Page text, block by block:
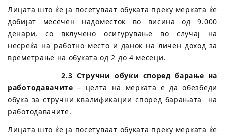
Лицата што ќе ја посетуваат обуката преку мерката ќе
добијат месечен надоместок во висина од 9.000
денари, со вклучено осигурување во случај на
несреќа на работно место и данок на личен доход за
времетрање на обуката од 2 до 4 месеци.
2.3 Стручни обуки според барање на
работодавачите – целта на мерката е да обезбеди
обука за стручни квалификации според барањата на
работодавачите.
Лицата што ќе ја посетуваат обуката преку мерката ќе